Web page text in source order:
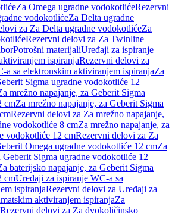
Za Omega ugradne vodokotlićeRezervni
vodokotlićeZa Delta ugradne
za Za Delta ugradne vodokotlićeZa
Rezervni delovi za Za Twinline
Potrošni materijaliUređaji za ispiranje
ispiranjaRezervni delovi za
a sa elektronskim aktiviranjem ispiranjaZa
Sigma ugradne vodokotliće 12
mrežno napajanje, za Geberit Sigma
cmZa mrežno napajanje, za Geberit Sigma
Rezervni delovi za Za mrežno napajanje,
vodokotliće 8 cmZa mrežno napajanje, za
vodokotliće 12 cmRezervni delovi za Za
Omega ugradne vodokotliće 12 cmZa
Geberit Sigma ugradne vodokotliće 12
baterijsko napajanje, za Geberit Sigma
cmUređaji za ispiranje WC-a sa
ispiranjaRezervni delovi za Uređaji za
aktiviranjem ispiranjaZa
Rezervni delovi za Za dvokoličinsko